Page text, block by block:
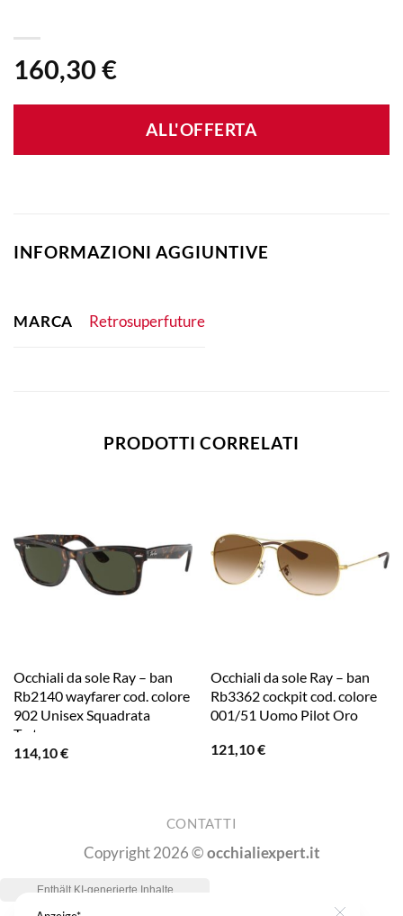
160,30 €
ALL'OFFERTA
INFORMAZIONI AGGIUNTIVE
MARCA Retrosuperfuture
PRODOTTI CORRELATI
Occhiali da sole Ray – ban
Rb2140 wayfarer cod. colore
902 Unisex Squadrata
Tartaruga
114,10€
Occhiali da sole Ray – ban
Rb3362 cockpit cod. colore
001/51 Uomo Pilot Oro
121,10€
CONTATTI
Copyright 2026 ©occhialiexpert.it